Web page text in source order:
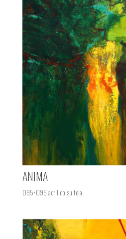
ANIMA
095×095 acrilico su tela